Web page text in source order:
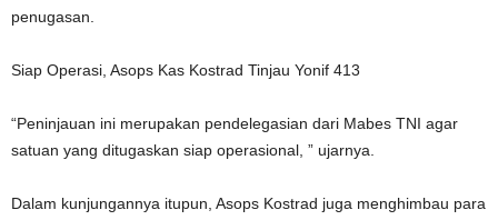
penugasan.
Siap Operasi, Asops Kas Kostrad Tinjau Yonif 413
“Peninjauan ini merupakan pendelegasian dari Mabes TNI agar
satuan yang ditugaskan siap operasional, ” ujarnya.
Dalam kunjungannya itupun, Asops Kostrad juga menghimbau para